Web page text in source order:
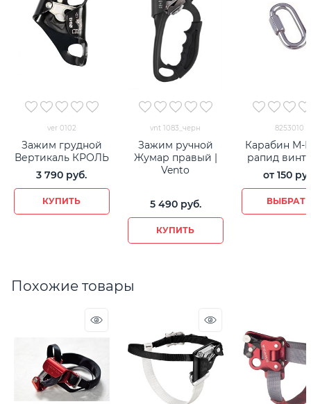
ver 0102
Зажим грудной
Вертикаль КРОЛЬ
3 790 руб.
КУПИТЬ
vnt 1083_черн
Зажим ручной
Жумар правый |
Vento
5 490 руб.
КУПИТЬ
8253010
Карабин М-
рапид
от 150
Похожие товары